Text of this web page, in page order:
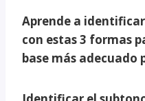
Aprende a
con estas 3 formas
base más adecuado